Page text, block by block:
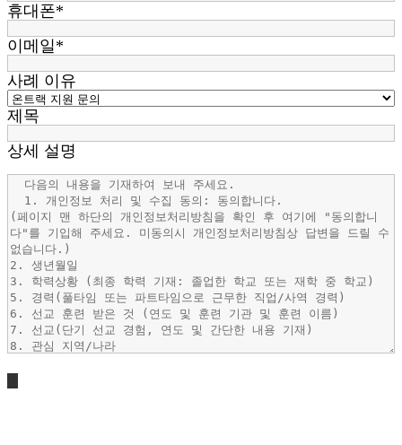
휴대폰*
이메일*
사례 이유
제목
상세 설명